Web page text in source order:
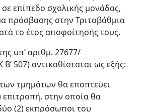
σε επίπεδο σχολικής μονάδας,
πρόσβασης στην Τριτοβάθμια
το έτος αποφοίτησής τους.
υπ’ αριθμ. 27677/
507) αντικαθίσταται ως εξής:
τμημάτων θα εποπτεύει
επιτροπή, στην οποία θα
(2) εκπρόσωποι του